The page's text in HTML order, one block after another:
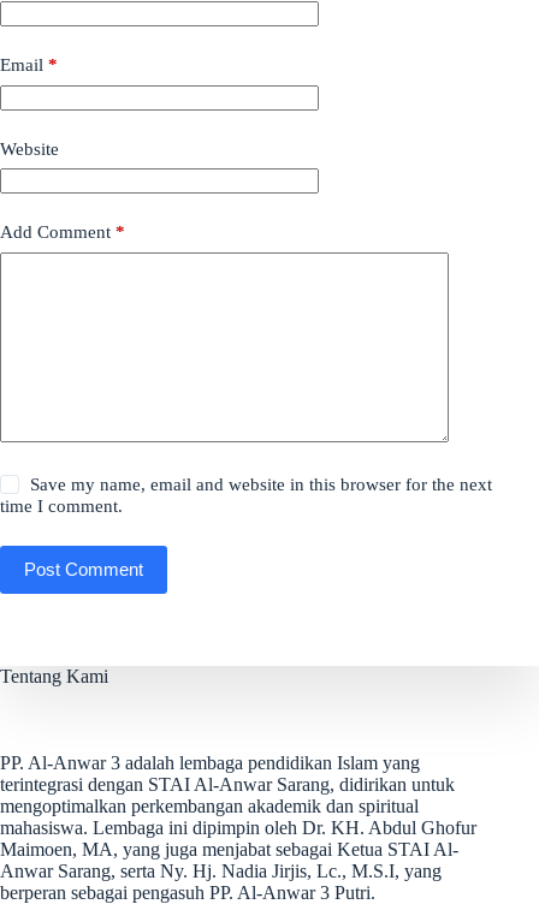
Email *
Website
Add Comment *
Save my name, email and website in this browser for the next
time I comment.
Post Comment
Tentang Kami
PP. Al-Anwar 3 adalah lembaga pendidikan Islam yang
terintegrasi dengan STAI Al-Anwar Sarang, didirikan untuk
mengoptimalkan perkembangan akademik dan spiritual
mahasiswa. Lembaga ini dipimpin oleh Dr. KH. Abdul Ghofur
Maimoen, MA, yang juga menjabat sebagai Ketua STAI Al-
Anwar Sarang, serta Ny. Hj. Nadia Jirjis, Lc., M.S.I, yang
berperan sebagai pengasuh PP. Al-Anwar 3 Putri.